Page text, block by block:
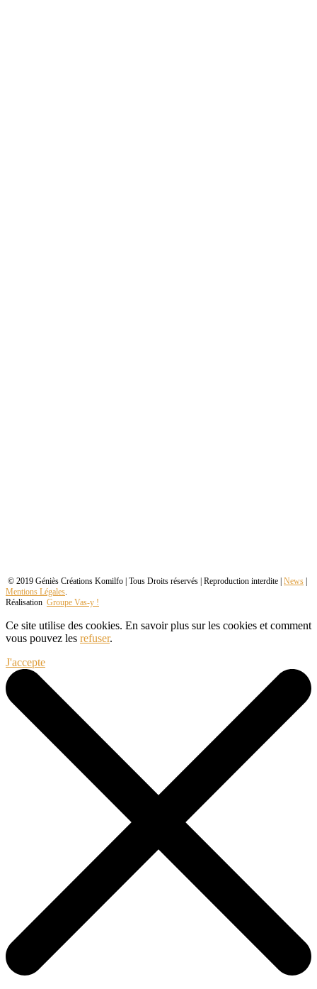
© 2019 Géniès Créations Komilfo | Tous Droits réservés | Reproduction interdite | News
Mentions Légales.
Réalisation Groupe Vas-y !
Ce site utilise des cookies. En savoir plus sur les cookies et comment
vous pouvez les refuser.
J'accepte